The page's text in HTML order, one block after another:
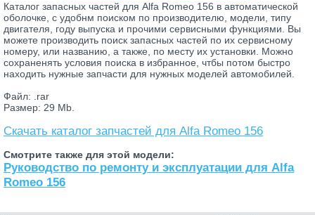
Каталог запасных частей для Alfa Romeo 156 в автоматической
оболочке, с удобнм поиском по производителю, модели, типу
двигателя, году выпуска и прочими сервисными функциями. Вы
можете производить поиск запасных частей по их сервисному
номеру, или названию, а также, по месту их установки. Можно
сохраненять условия поиска в избранное, чтбы потом быстро
находить нужные запчасти для нужных моделей автомобилей.
Файл: .rar
Размер: 29 Mb.
Скачать каталог запчастей для Alfa Romeo 156
Смотрите также для этой модели:
Руководство по ремонту и эксплуатации для Alfa
Romeo 156